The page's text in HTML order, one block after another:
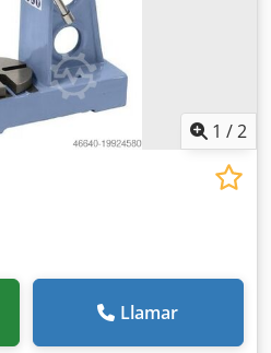
1 /2
Llamar